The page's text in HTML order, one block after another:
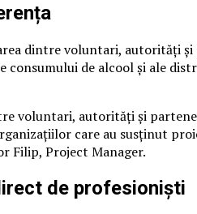
dintre voluntari, autorități
consumului de alcool și ale
voluntari, autorități și
care au susținut
Filip, Project Manager.
de profesioniști